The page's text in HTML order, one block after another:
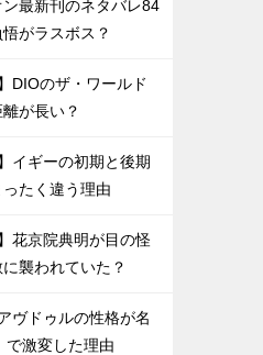
ン最新刊のネタバレ84
がラスボス？
DIOのザ・ワールド
が長い？
イギーの初期と後期
たく違う理由
花京院典明が目の怪
襲われていた？
ヴドゥルの性格が名
で激変した理由